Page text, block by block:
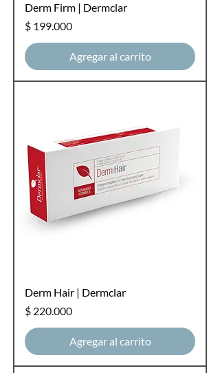
Derm Firm | Dermclar
Precio
$ 199.000
Agregar al carrito
Derm Hair | Dermclar
Precio
$ 220.000
Agregar al carrito